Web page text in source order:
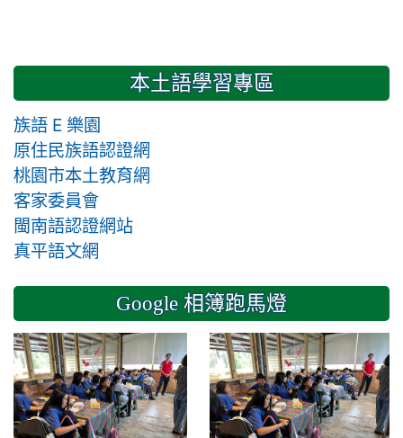
本土語學習專區
族語 E 樂園
原住民族語認證網
桃園市本土教育網
客家委員會
閩南語認證網站
真平語文網
Google 相簿跑馬燈
2024-11-14 六年級三和